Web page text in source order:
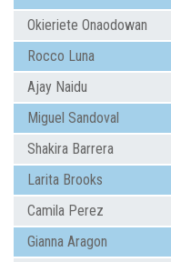
Okieriete Onaodowan
Rocco Luna
Ajay Naidu
Miguel Sandoval
Shakira Barrera
Larita Brooks
Camila Perez
Gianna Aragon